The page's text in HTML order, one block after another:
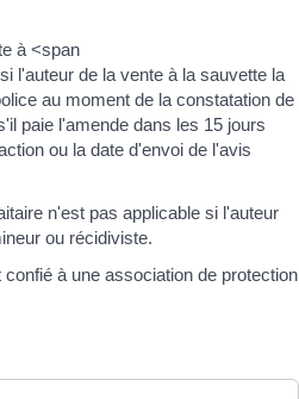
à <span
l'auteur de la vente à la sauvette la
au moment de la constatation de
paie l'amende dans les 15 jours
ou la date d'envoi de l'avis
n'est pas applicable si l'auteur
ou récidiviste.
à une association de protection